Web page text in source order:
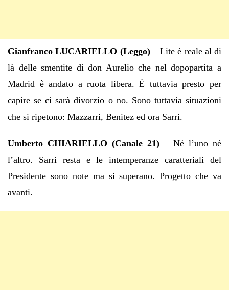
Gianfranco LUCARIELLO (Leggo)– Lite è reale al di
là delle smentite di don Aurelio che nel dopopartita a
Madrid è andato a ruota libera. È tuttavia presto per
capire se ci sarà divorzio o no. Sono tuttavia situazioni
che si ripetono: Mazzarri, Benitez ed ora Sarri.
Umberto CHIARIELLO (Canale 21) – Né l’uno né
l’altro. Sarri resta e le intemperanze caratteriali del
Presidente sono note ma si superano. Progetto che va
avanti.